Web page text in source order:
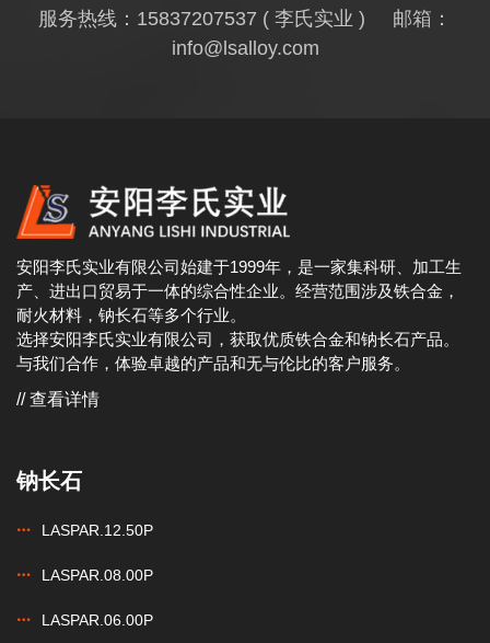
服务热线： 15837207537 ( 李氏实业 ) 邮箱：
info@lsalloy.com
安阳李氏实业有限公司始建于1999年，是一家集科研、加工生
产、进出口贸易于一体的综合性企业。经营范围涉及铁合金，
耐火材料，钠长石等多个行业。
选择安阳李氏实业有限公司，获取优质铁合金和钠长石产品。
与我们合作，体验卓越的产品和无与伦比的客户服务。
// 查看详情
钠长石
LASPAR.12.50P
LASPAR.08.00P
LASPAR.06.00P